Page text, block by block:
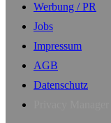
Werbung / PR
Jobs
Impressum
AGB
Datenschutz